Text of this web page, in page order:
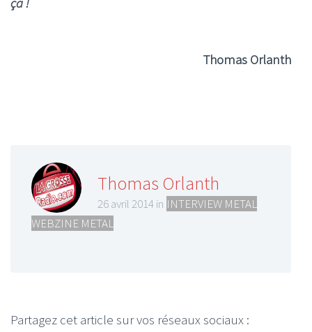
Thomas Orlanth
Thomas Orlanth
26 avril 2014 in INTERVIEW METAL
WEBZINE METAL
Partagez cet article sur vos réseaux sociaux :